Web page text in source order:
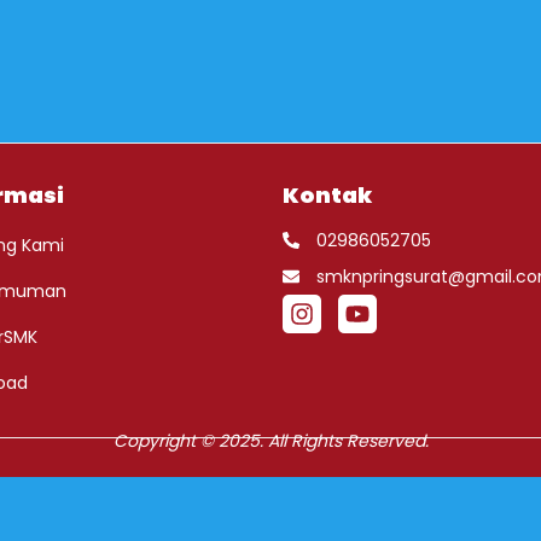
Kami
Kontak
02986052705
Copyright © 2025. All Rights Reserved.